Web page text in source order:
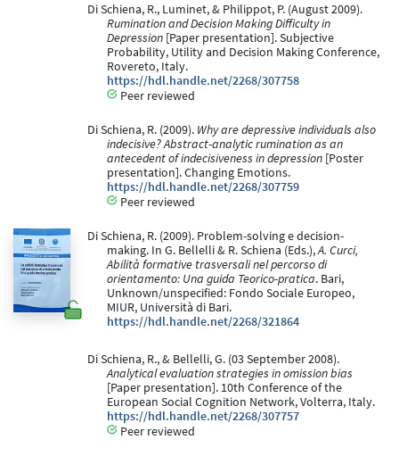
Di Schiena, R., Luminet, & Philippot, P. (August 2009).
Rumination and Decision Making Difficulty in
Depression [Paper presentation]. Subjective
Probability, Utility and Decision Making Conference,
Rovereto, Italy.
https://hdl.handle.net/2268/307758
Peer reviewed
Di Schiena, R. (2009). Why are depressive individuals also
indecisive? Abstract-analytic rumination as an
antecedent of indecisiveness in depression [Poster
presentation]. Changing Emotions.
https://hdl.handle.net/2268/307759
Peer reviewed
Di Schiena, R. (2009). Problem-solving e decision-
making. In G. Bellelli & R. Schiena (Eds.),A. Curci,
Abilità formative trasversali nel percorso di
orientamento: Una guida Teorico-pratica. Bari,
Unknown/unspecified: Fondo Sociale Europeo,
MIUR, Università di Bari.
https://hdl.handle.net/2268/321864
Di Schiena, R., & Bellelli, G. (03 September 2008).
Analytical evaluation strategies in omission bias
[Paper presentation]. 10th Conference of the
European Social Cognition Network, Volterra, Italy.
https://hdl.handle.net/2268/307757
Peer reviewed